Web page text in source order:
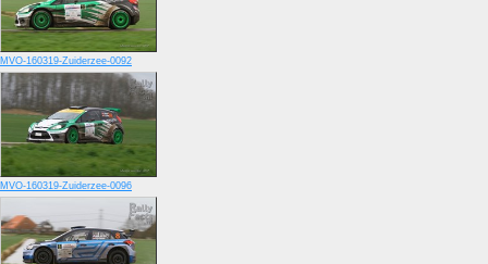
MVO-160319-Zuiderzee-0092
MVO-160319-Zuiderzee-0096